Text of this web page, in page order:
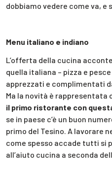
dobbiamo vedere come va, e
Menu italiano e indiano
L’offerta della cucina
quella italiana – pizza e
apprezzati e complimentati
Ma la novità è rappresentata
il primo ristorante con
se in paese c’è un buon
primo del Tesino. A lavorare
come spesso accade tutti si
all’aiuto cucina a seconda